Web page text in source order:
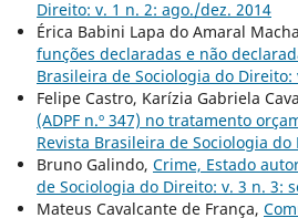
Direito: v. 1 n. 2: ago./dez. 2014
Érica Babini Lapa do Amaral
funções declaradas e não
Brasileira de Sociologia do
Felipe Castro, Karízia Gabriela
(ADPF n.º 347) no tratamento
Revista Brasileira de Sociologia
Bruno Galindo, Crime, Estado
de Sociologia do Direito: v. 3 n. 3:
Mateus Cavalcante de França,